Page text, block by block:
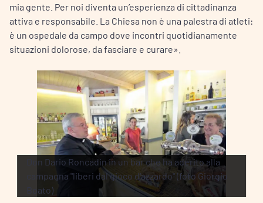
mia gente. Per noi diventa un’esperienza di cittadinanza
attiva e responsabile. La Chiesa non è una palestra di atleti:
è un ospedale da campo dove incontri quotidianamente
situazioni dolorose, da fasciare e curare».
Don Dario Roncadin in un bar che ha aderito alla
campagna "liberi dal gioco d'azzardo" (foto Giorgio
Boato)